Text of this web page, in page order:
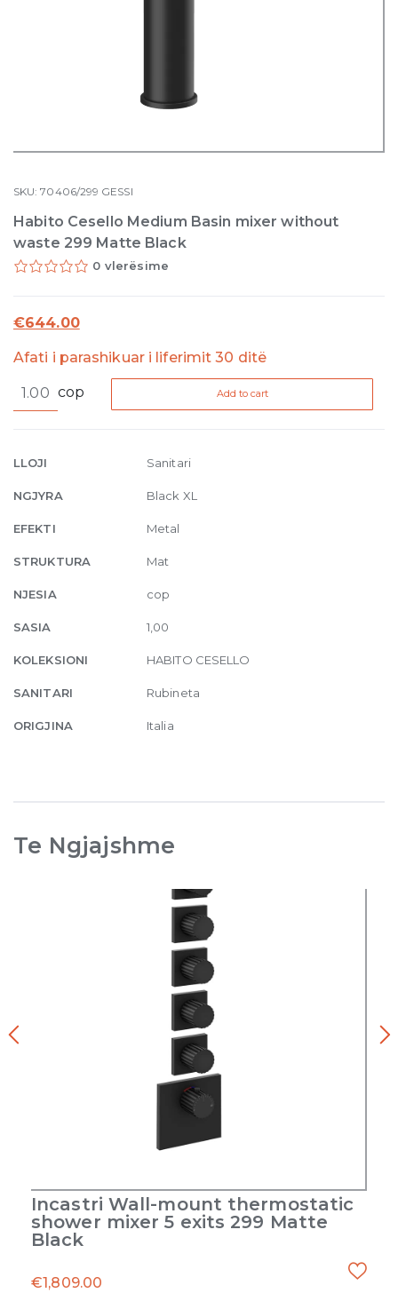
SKU:70406/299 GESSI
Habito Cesello Medium Basin mixer without
waste 299 Matte Black
0 vlerësime
€644.00
Afati i parashikuar i liferimit 30 ditë
Cesello
mixer
waste
299
Black
quantity
cop Add to cart
LLOJI Sanitari
NGJYRA Black XL
EFEKTI Metal
STRUKTURA Mat
NJESIA cop
SASIA 1,00
KOLEKSIONI HABITO CESELLO
SANITARI Rubineta
ORIGJINA Italia
Te Ngjajshme
Incastri Wall-mount thermostatic
shower mixer 5 exits 299 Matte
Black
€1,809.00